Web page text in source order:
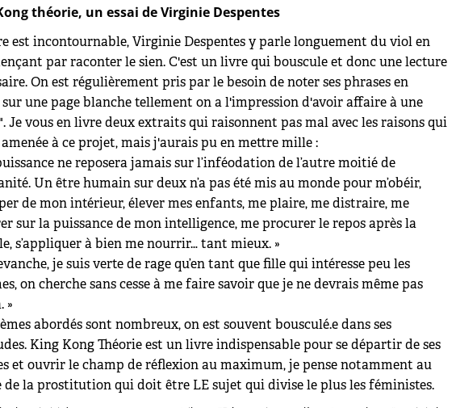
théorie, un essai de Virginie Despentes
est incontournable, Virginie Despentes y parle longuement du viol en
par raconter le sien. C'est un livre qui bouscule et donc une lecture
On est régulièrement pris par le besoin de noter ses phrases en
une page blanche tellement on a l'impression d'avoir affaire à une
Je vous en livre deux extraits qui raisonnent pas mal avec les raisons qui
à ce projet, mais j'aurais pu en mettre mille :
ne reposera jamais sur l’inféodation de l’autre moitié de
Un être humain sur deux n’a pas été mis au monde pour m’obéir,
de mon intérieur, élever mes enfants, me plaire, me distraire, me
sur la puissance de mon intelligence, me procurer le repos après la
s’appliquer à bien me nourrir… tant mieux. »
je suis verte de rage qu’en tant que fille qui intéresse peu les
on cherche sans cesse à me faire savoir que je ne devrais même pas
»
abordés sont nombreux, on est souvent bousculé.e dans ses
King Kong Théorie est un livre indispensable pour se départir de ses
et ouvrir le champ de réflexion au maximum, je pense notamment au
de la prostitution qui doit être LE sujet qui divise le plus les féministes.